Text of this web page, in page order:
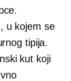
, u kojem se
tipija.
kut koji